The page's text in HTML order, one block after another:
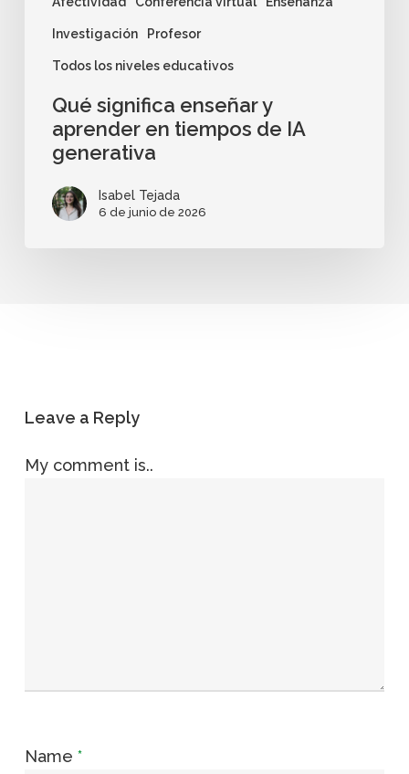
Investigación Profesor
Todos los niveles educativos
Qué significa enseñar y
aprender en tiempos de IA
generativa
Isabel Tejada
6 de junio de 2026
Leave a Reply
My comment is..
Name *